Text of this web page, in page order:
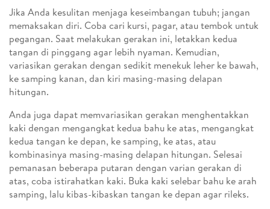
Jika Anda kesulitan menjaga keseimbangan tubuh; jangan
memaksakan diri. Coba cari kursi, pagar, atau tembok untuk
pegangan. Saat melakukan gerakan ini, letakkan kedua
tangan di pinggang agar lebih nyaman. Kemudian,
variasikan gerakan dengan sedikit menekuk leher ke bawah,
ke samping kanan, dan kiri masing-masing delapan
hitungan.
Anda juga dapat memvariasikan gerakan menghentakkan
kaki dengan mengangkat kedua bahu ke atas, mengangkat
kedua tangan ke depan, ke samping, ke atas, atau
kombinasinya masing-masing delapan hitungan. Selesai
pemanasan beberapa putaran dengan varian gerakan di
atas, coba istirahatkan kaki. Buka kaki selebar bahu ke arah
samping, lalu kibas-kibaskan tangan ke depan agar rileks.